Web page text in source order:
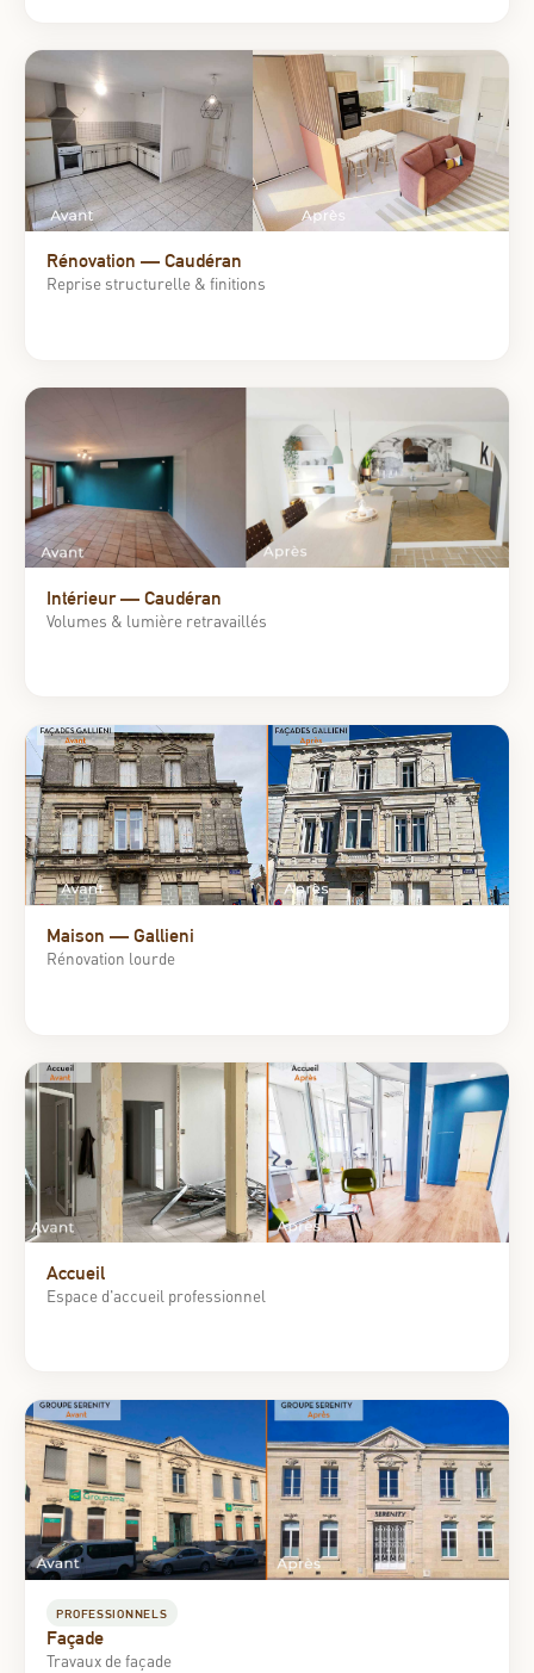
Rénovation — Caudéran
Reprise structurelle & finitions
Intérieur — Caudéran
Volumes & lumière retravaillés
Maison — Gallieni
Rénovation lourde
Accueil
Espace d'accueil professionnel
PROFESSIONNELS
Façade
Travaux de façade